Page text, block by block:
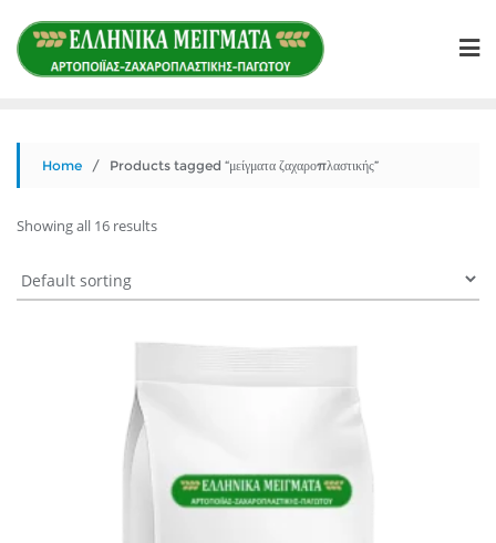
content
Home / Products tagged “μείγματα ζαχαροπλαστικής”
Showing all 16 results